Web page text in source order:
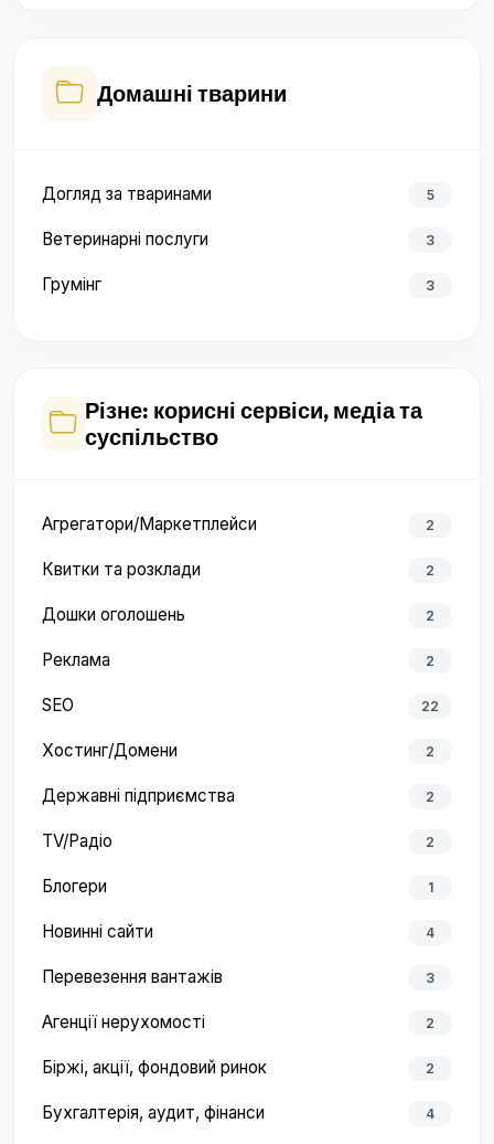
Домашні тварини
Догляд за тваринами 5
Ветеринарні послуги 3
Грумінг 3
Різне: корисні сервіси, медіа та
суспільство
Агрегатори/Маркетплейси 2
Квитки та розклади 2
Дошки оголошень 2
Реклама 2
SEO 22
Хостинг/Домени 2
Державні підприємства 2
TV/Радіо 2
Блогери 1
Новинні сайти 4
Перевезення вантажів 3
Агенції нерухомості 2
Біржі, акції, фондовий ринок 2
Бухгалтерія, аудит, фінанси 4